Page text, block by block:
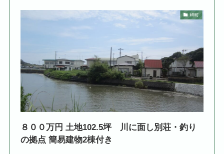
岬町
８００万円 土地102.5坪 川に面し別荘・釣り
の拠点 簡易建物2棟付き